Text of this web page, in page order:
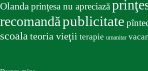
Olandaprinţesa nu apreciază
recomandăpublicitate
scoalateoria vieţii terapie umanitar